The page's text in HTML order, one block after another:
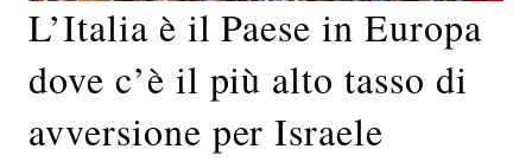
L’Italia è il Paese in Europa
dove c’è il più alto tasso di
avversione per Israele